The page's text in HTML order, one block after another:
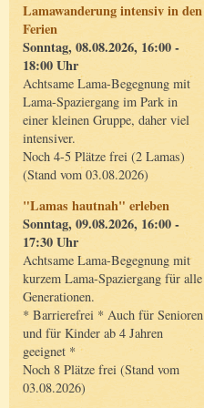
Lamawanderung intensiv in den
Ferien
Sonntag, 08.08.2026, 16:00 -
18:00 Uhr
Achtsame Lama-Begegnung mit
Lama-Spaziergang im Park in
einer kleinen Gruppe, daher viel
intensiver.
Noch 4-5 Plätze frei (2 Lamas)
(Stand vom 03.08.2026)
"Lamas hautnah" erleben
Sonntag, 09.08.2026, 16:00 -
17:30 Uhr
Achtsame Lama-Begegnung mit
kurzem Lama-Spaziergang für alle
Generationen.
* Barrierefrei * Auch für Senioren
und für Kinder ab 4 Jahren
geeignet *
Noch 8 Plätze frei (Stand vom
03.08.2026)